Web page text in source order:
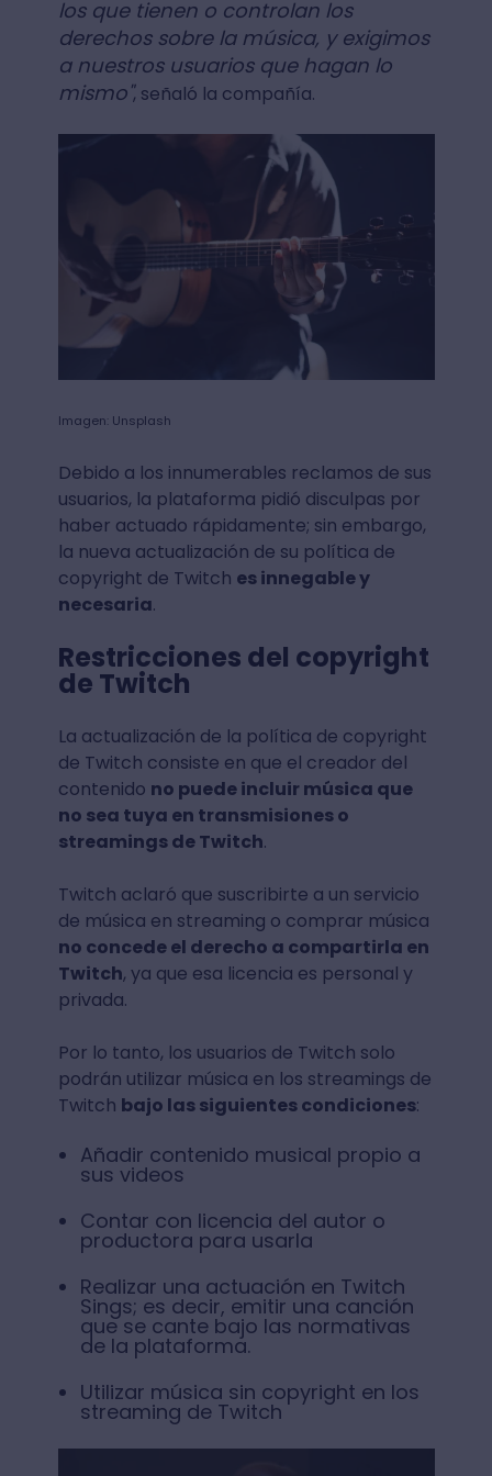
los que tienen o controlan los
derechos sobre la música, y exigimos
a nuestros usuarios que hagan lo
mismo", señaló la compañía.
Imagen: Unsplash
Debido a los innumerables reclamos de sus
usuarios, la plataforma pidió disculpas por
haber actuado rápidamente; sin embargo,
la nueva actualización de su política de
copyright de Twitch es innegable y
necesaria.
Restricciones del copyright
de Twitch
La actualización de la política de copyright
de Twitch consiste en que el creador del
contenido no puede incluir música que
no sea tuya en transmisiones o
streamings de Twitch.
Twitch aclaró que suscribirte a un servicio
de música en streaming o comprar música
no concede el derecho a compartirla en
Twitch, ya que esa licencia es personal y
privada.
Por lo tanto, los usuarios de Twitch solo
podrán utilizar música en los streamings de
Twitch bajo las siguientes condiciones:
Añadir contenido musical propio a
sus videos
Contar con licencia del autor o
productora para usarla
Realizar una actuación en Twitch
Sings; es decir, emitir una canción
que se cante bajo las normativas
de la plataforma.
Utilizar música sin copyright en los
streaming de Twitch